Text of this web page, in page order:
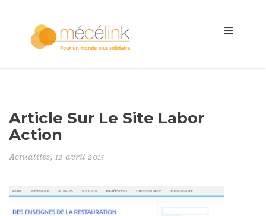
Article Sur Le Site Labor
Action
Actualités, 12 avril 2015